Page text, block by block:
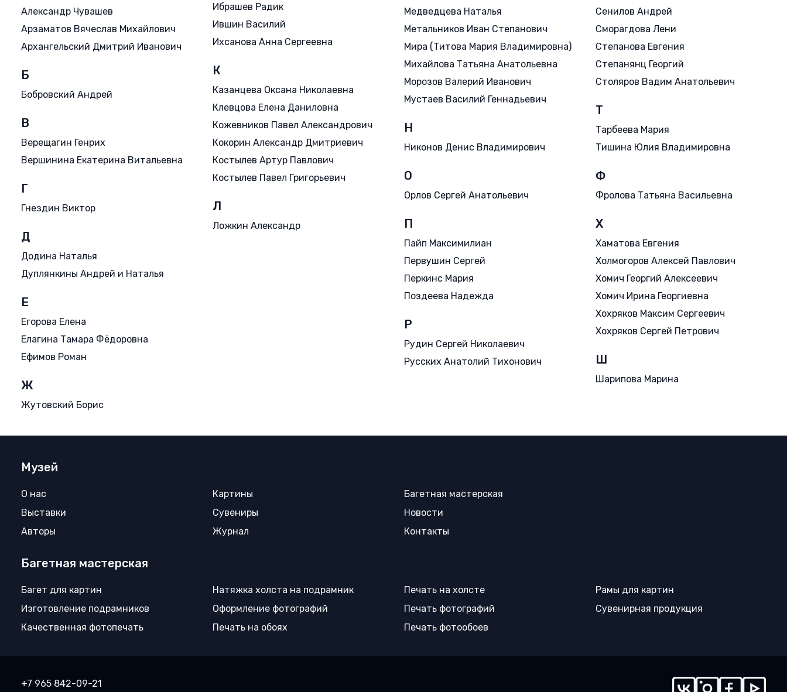
Александр Чувашев
Арзаматов Вячеслав Михайлович
Архангельский Дмитрий Иванович
Б
Бобровский Андрей
В
Верещагин Генрих
Вершинина Екатерина Витальевна
Г
Гнездин Виктор
Д
Додина Наталья
Дуплянкины Андрей и Наталья
Е
Егорова Елена
Елагина Тамара Фёдоровна
Ефимов Роман
Ж
Жутовский Борис
Ибрашев Радик
Ившин Василий
Ихсанова Анна Сергеевна
К
Казанцева Оксана Николаевна
Клевцова Елена Даниловна
Кожевников Павел Александрович
Кокорин Александр Дмитриевич
Костылев Артур Павлович
Костылев Павел Григорьевич
Л
Ложкин Александр
Медведцева Наталья
Метальников Иван Степанович
Мира (Титова Мария Владимировна)
Михайлова Татьяна Анатольевна
Морозов Валерий Иванович
Мустаев Василий Геннадьевич
Н
Никонов Денис Владимирович
О
Орлов Сергей Анатольевич
П
Пайп Максимилиан
Первушин Сергей
Перкинс Мария
Поздеева Надежда
Р
Рудин Сергей Николаевич
Русских Анатолий Тихонович
Сенилов Андрей
Сморагдова Лени
Степанова Евгения
Степанянц Георгий
Столяров Вадим Анатольевич
Т
Тарбеева Мария
Тишина Юлия Владимировна
Ф
Фролова Татьяна Васильевна
Х
Хаматова Евгения
Холмогоров Алексей Павлович
Хомич Георгий Алексеевич
Хомич Ирина Георгиевна
Хохряков Максим Сергеевич
Хохряков Сергей Петрович
Ш
Шарипова Марина
Музей
О нас
Выставки
Авторы
Картины
Сувениры
Журнал
Багетная мастерская
Новости
Контакты
Багетная мастерская
Багет для картин
Изготовление подрамников
Качественная фотопечать
Натяжка холста на подрамник
Оформление фотографий
Печать на обоях
Печать на холсте
Печать фотографий
Печать фотообоев
Рамы для картин
Сувенирная продукция
+7 965 842-09-21